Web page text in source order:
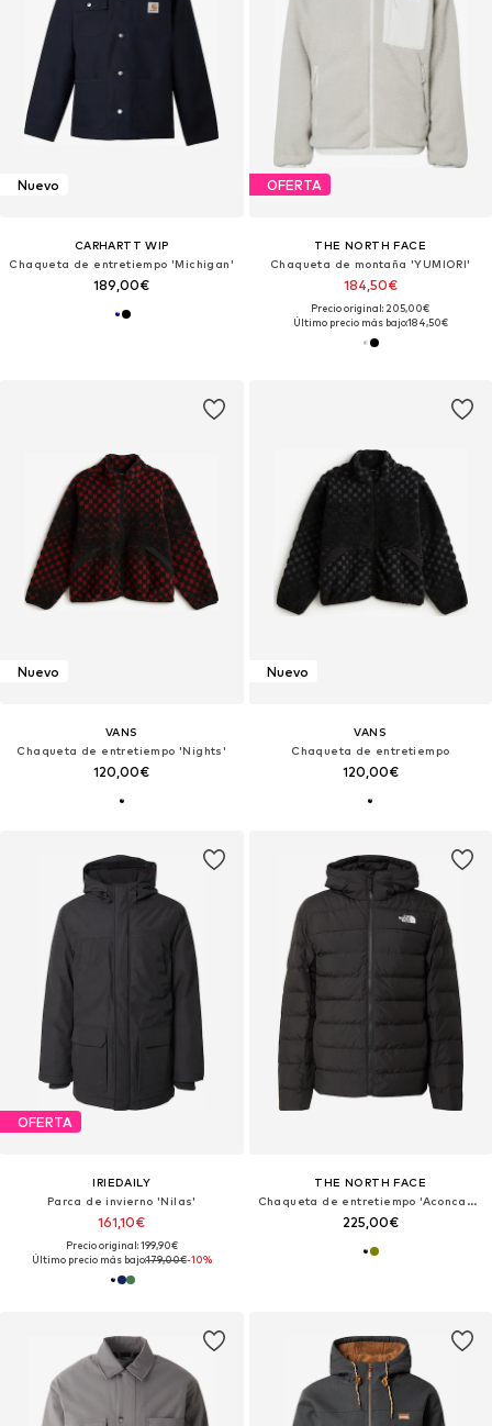
Nuevo
CARHARTT WIP
Chaqueta de entretiempo 'Michigan'
189,00€
OFERTA
THE NORTH FACE
Chaqueta de montaña 'YUMIORI'
184,50€
Precio original: 205,00€
Último precio más bajo:184,50€
Nuevo
VANS
Chaqueta de entretiempo 'Nights'
120,00€
Nuevo
VANS
Chaqueta de entretiempo
120,00€
OFERTA
IRIEDAILY
Parca de invierno 'Nilas'
161,10€
Precio original: 199,90€
Último precio más bajo:179,00€-10%
THE NORTH FACE
Chaqueta de entretiempo 'Aconcagua III'
225,00€